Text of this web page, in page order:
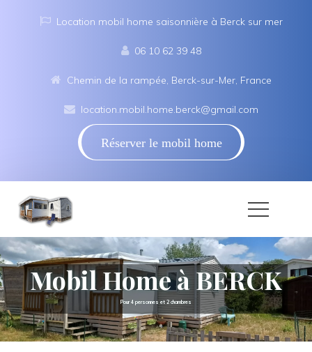
Location mobil home saisonnière à Berck sur mer
06 10 62 39 48
Chemin de la rampée, Berck-sur-Mer, France
location.mobil.home.berck@gmail.com
Réserver le mobil home
Mobil Home à BERCK
Pour 4 personnes et 2 chambres